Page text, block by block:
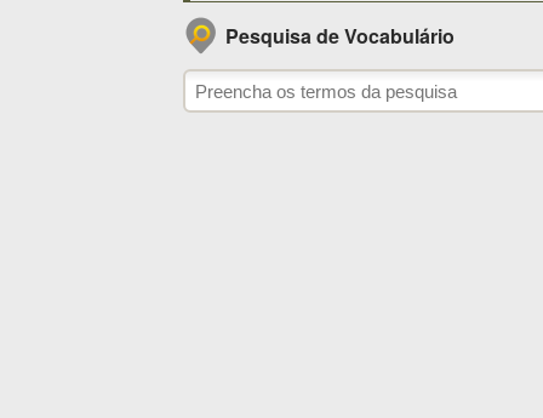
Pesquisa de Vocabulário